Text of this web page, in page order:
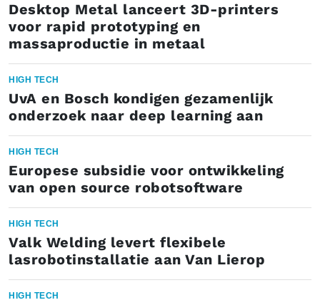
Desktop Metal lanceert 3D-printers
voor rapid prototyping en
massaproductie in metaal
HIGH TECH
UvA en Bosch kondigen gezamenlijk
onderzoek naar deep learning aan
HIGH TECH
Europese subsidie voor ontwikkeling
van open source robotsoftware
HIGH TECH
Valk Welding levert flexibele
lasrobotinstallatie aan Van Lierop
HIGH TECH